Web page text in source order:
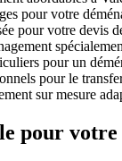
pour votre
pour votre devis
pour un
pour le
sur mesure
pour votre